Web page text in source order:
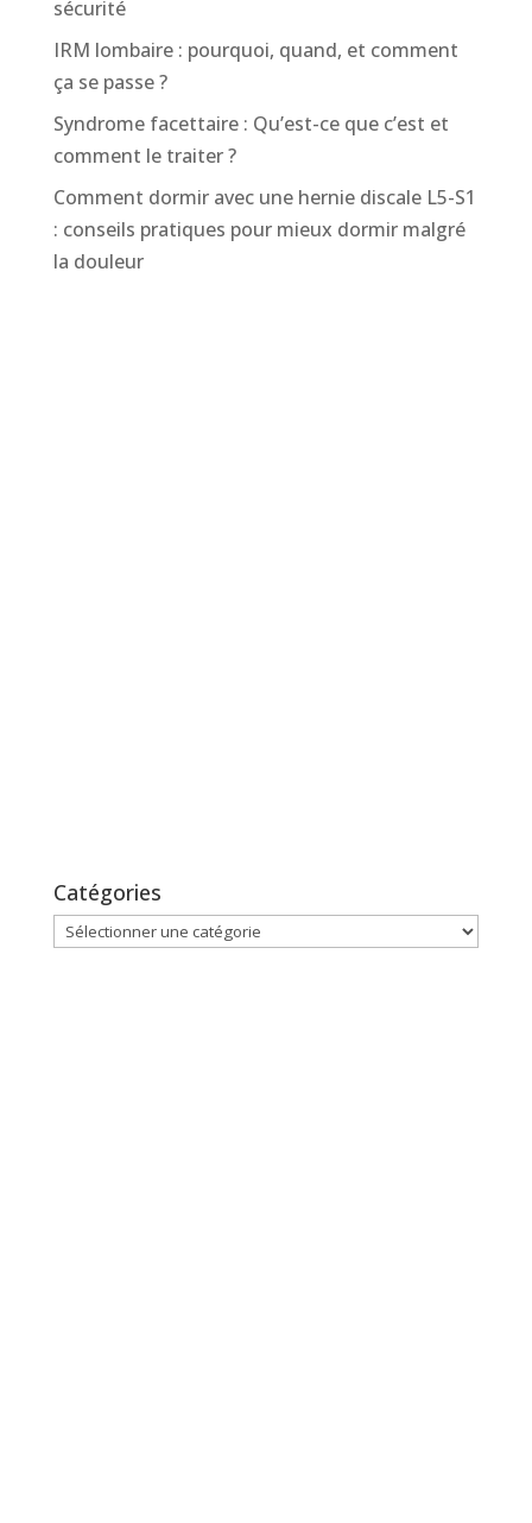
sécurité
IRM lombaire : pourquoi, quand, et comment
ça se passe ?
Syndrome facettaire : Qu’est-ce que c’est et
comment le traiter ?
Comment dormir avec une hernie discale L5-S1
: conseils pratiques pour mieux dormir malgré
la douleur
Catégories
Catégories